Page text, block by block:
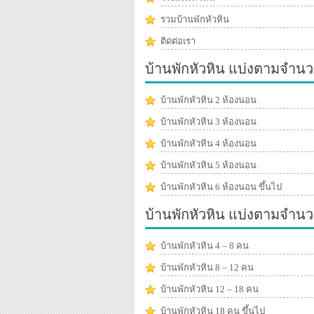
รวมบ้านพักหัวหิน
ติดต่อเรา
บ้านพักหัวหิน แบ่งตามจำน
บ้านพักหัวหิน 2 ห้องนอน
บ้านพักหัวหิน 3 ห้องนอน
บ้านพักหัวหิน 4 ห้องนอน
บ้านพักหัวหิน 5 ห้องนอน
บ้านพักหัวหิน 6 ห้องนอน ขึ้นไป
บ้านพักหัวหิน แบ่งตามจำน
บ้านพักหัวหิน 4 – 8 คน
บ้านพักหัวหิน 8 – 12 คน
บ้านพักหัวหิน 12 – 18 คน
บ้านพักหัวหิน 18 คน ขึ้นไป